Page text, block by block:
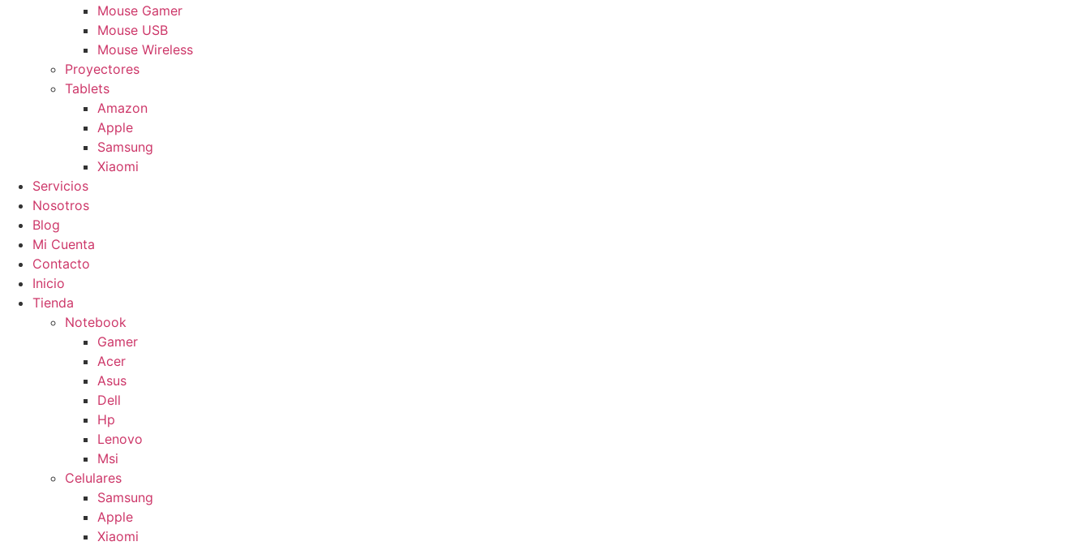
Mouse Gamer
Mouse USB
Mouse Wireless
Proyectores
Tablets
Amazon
Apple
Samsung
Xiaomi
Servicios
Nosotros
Blog
Mi Cuenta
Contacto
Inicio
Tienda
Notebook
Gamer
Acer
Asus
Dell
Hp
Lenovo
Msi
Celulares
Samsung
Apple
Xiaomi